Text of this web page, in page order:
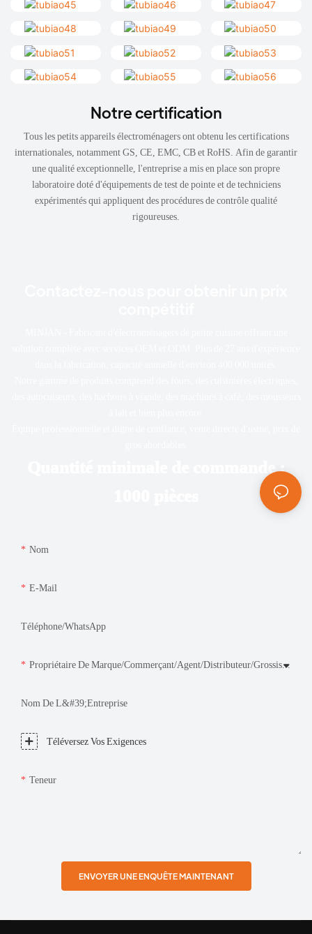
Notre certification
Tous les petits appareils électroménagers ont obtenu les certifications
internationales, notamment GS, CE, EMC, CB et RoHS. Afin de garantir
une qualité exceptionnelle, l'entreprise a mis en place son propre
laboratoire doté d'équipements de test de pointe et de techniciens
expérimentés qui appliquent des procédures de contrôle qualité
rigoureuses.
Quantité minimale de commande :
Nom
E-Mail
Téléphone/WhatsApp
Propriétaire De Marque/Commerçant/Agent/Distributeur/Grossiste/Détaillant/Consommateur
Nom De L&#39;entreprise
Téléversez Vos Exigences
Teneur
ENVOYER UNE ENQUÊTE MAINTENANT